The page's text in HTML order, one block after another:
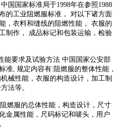
国国家标准局于1998年在参照1988
的工业阻燃服标准， 对以下诸方面
，衣料和缝线的阻燃性能， 衣服的
制作， 成品标记和包装运输，检验
能要求及试验方法 中国国家公安部
准, 规定内容有:阻燃服的整体性能，
械性能，衣服的构造设计，加工制
法等。
燃服的总体性能，构造设计，尺寸
金属性能，尺码标记和唛头，用户